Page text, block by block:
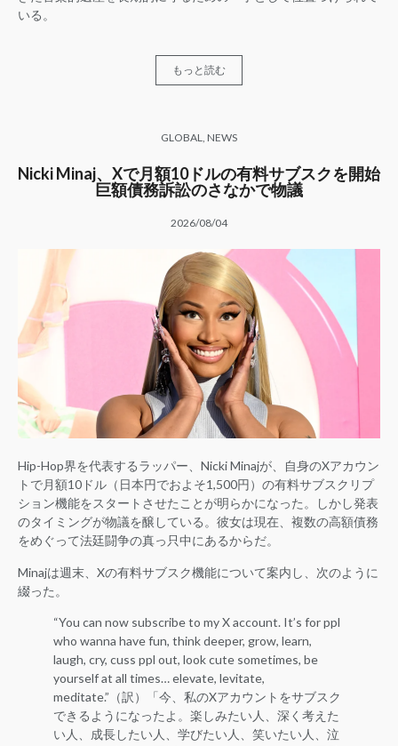
いる。
もっと読む
GLOBAL NEWS
Nicki Minaj、Xで月額10ドルの有料サブスクを開始
巨額債務訴訟のさなかで物議
2026/08/04
Hip-Hop界を代表するラッパー、Nicki Minajが、自身のXアカウン
トで月額10ドル（日本円でおよそ1,500円）の有料サブスクリプ
ション機能をスタートさせたことが明らかになった。しかし発表
のタイミングが物議を醸している。彼女は現在、複数の高額債務
をめぐって法廷闘争の真っ只中にあるからだ。
Minajは週末、Xの有料サブスク機能について案内し、次のように
綴った。
“You can now subscribe to my X account. It’s for ppl
who wanna have fun, think deeper, grow, learn,
laugh, cry, cuss ppl out, look cute sometimes, be
yourself at all times… elevate, levitate,
meditate.”（訳）「今、私のXアカウントをサブスク
できるようになったよ。楽しみたい人、深く考えた
い人、成長したい人、学びたい人、笑いたい人、泣